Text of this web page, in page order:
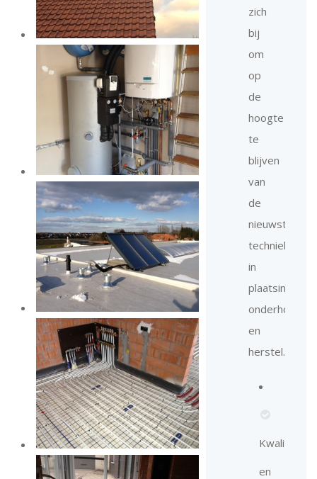
zich
bij
om
op
de
hoogte
te
blijven
van
de
nieuwste
technieken
in
plaatsing,
onderhoud
en
herstel.
Kwaliteit
en